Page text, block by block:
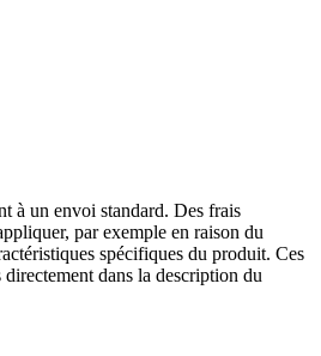
à un envoi standard. Des frais
par exemple en raison du
spécifiques du produit. Ces
dans la description du